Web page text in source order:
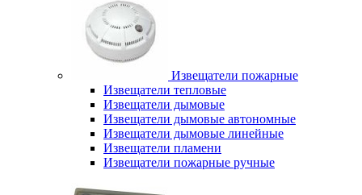
Извещатели пожарные
Извещатели тепловые
Извещатели дымовые
Извещатели дымовые автономные
Извещатели дымовые линейные
Извещатели пламени
Извещатели пожарные ручные